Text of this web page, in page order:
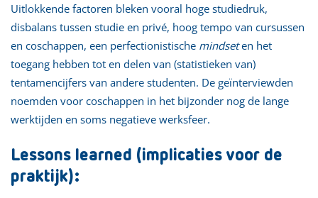
Uitlokkende factoren bleken vooral hoge studiedruk,
disbalans tussen studie en privé, hoog tempo van cursussen
en coschappen, een perfectionistische mindseten het
toegang hebben tot en delen van (statistieken van)
tentamencijfers van andere studenten. De geïnterviewden
noemden voor coschappen in het bijzonder nog de lange
werktijden en soms negatieve werksfeer.
Lessons learned (implicaties voor de
praktijk):